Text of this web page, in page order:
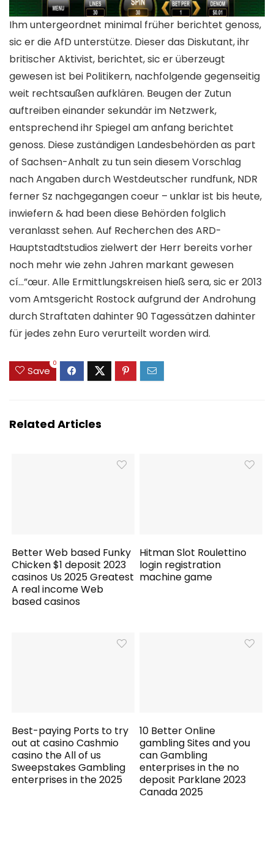
Ihm untergeordnet minimal früher berichtet genoss,
sic er die AfD unterstütze. Dieser das Diskutant, ihr
britischer Aktivist, berichtet, sic er überzeugt
gewesen ist bei Politikern, nachfolgende gegenseitig
weit rechtsaußen aufklären. Beugen der Zutun
auftreiben einander sekundär im Netzwerk,
entsprechend ihr Spiegel am anfang berichtet
genoss. Diese zuständigen Landesbehörden as part
of Sachsen-Anhalt zu tun sein diesem Vorschlag
nach Angaben durch Westdeutscher rundfunk, NDR
ferner Sz nachgegangen coeur – unklar ist bis heute,
inwiefern & had been diese Behörden folglich
veranlasst sehen. Auf Recherchen des ARD-
Hauptstadtstudios zielwert der Herr bereits vorher
noch mehr wie zehn Jahren markant gewesen
cí…”œur. Alle Ermittlungskreisen hieß sera, sic er 2013
vom Amtsgericht Rostock aufgrund der Androhung
durch Straftaten dahinter 90 Tagessätzen dahinter
für jedes zehn Euro verurteilt worden wird.
Save
0
Related Articles
Better Web based Funky
Chicken $1 deposit 2023
casinos Us 2025 Greatest
A real income Web
based casinos
Hitman Slot Roulettino
login registration
machine game
Best-paying Ports to try
out at casino Cashmio
casino the All of us
Sweepstakes Gambling
enterprises in the 2025
10 Better Online
gambling Sites and you
can Gambling
enterprises in the no
deposit Parklane 2023
Canada 2025